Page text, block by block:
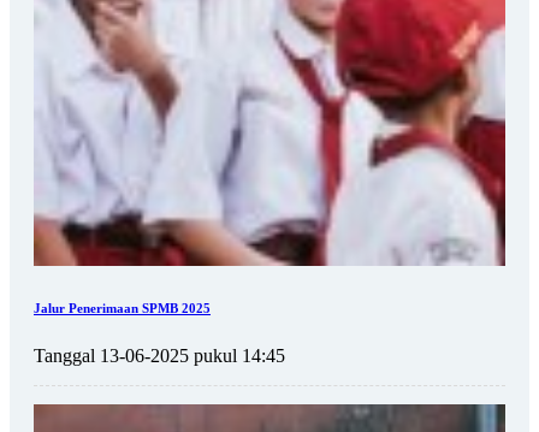
Jalur Penerimaan SPMB 2025
Tanggal 13-06-2025 pukul 14:45